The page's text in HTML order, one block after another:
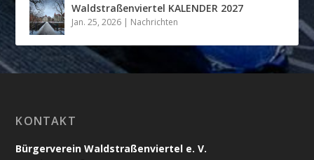
Waldstraßenviertel KALENDER 2027
Jan. 25, 2026 | Nachrichten
KONTAKT
Bürgerverein Waldstraßenviertel e. V.